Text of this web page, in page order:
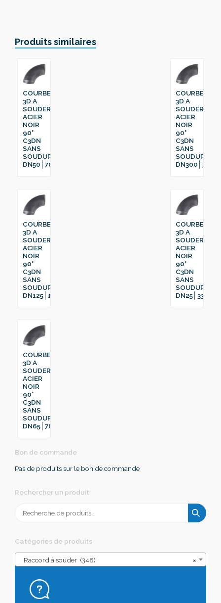
Produits similaires
COURBE
3D A
SOUDER
ACIER
NOIR
90°
C3DN
SANS
SOUDURE
DN50│70
COURBE
3D A
SOUDER
ACIER
NOIR
90°
C3DN
SANS
SOUDURE
DN300│323.9
COURBE
3D A
SOUDER
ACIER
NOIR
90°
C3DN
SANS
SOUDURE
DN125│159
COURBE
3D A
SOUDER
ACIER
NOIR
90°
C3DN
SANS
SOUDURE
DN25│33.7
COURBE
3D A
SOUDER
ACIER
NOIR
90°
C3DN
SANS
SOUDURE
DN65│76.1
Bon de commande
Pas de produits sur le bon de commande
Rechercher un produit
pour :
Catégories de produits
×
Raccord à souder (348)